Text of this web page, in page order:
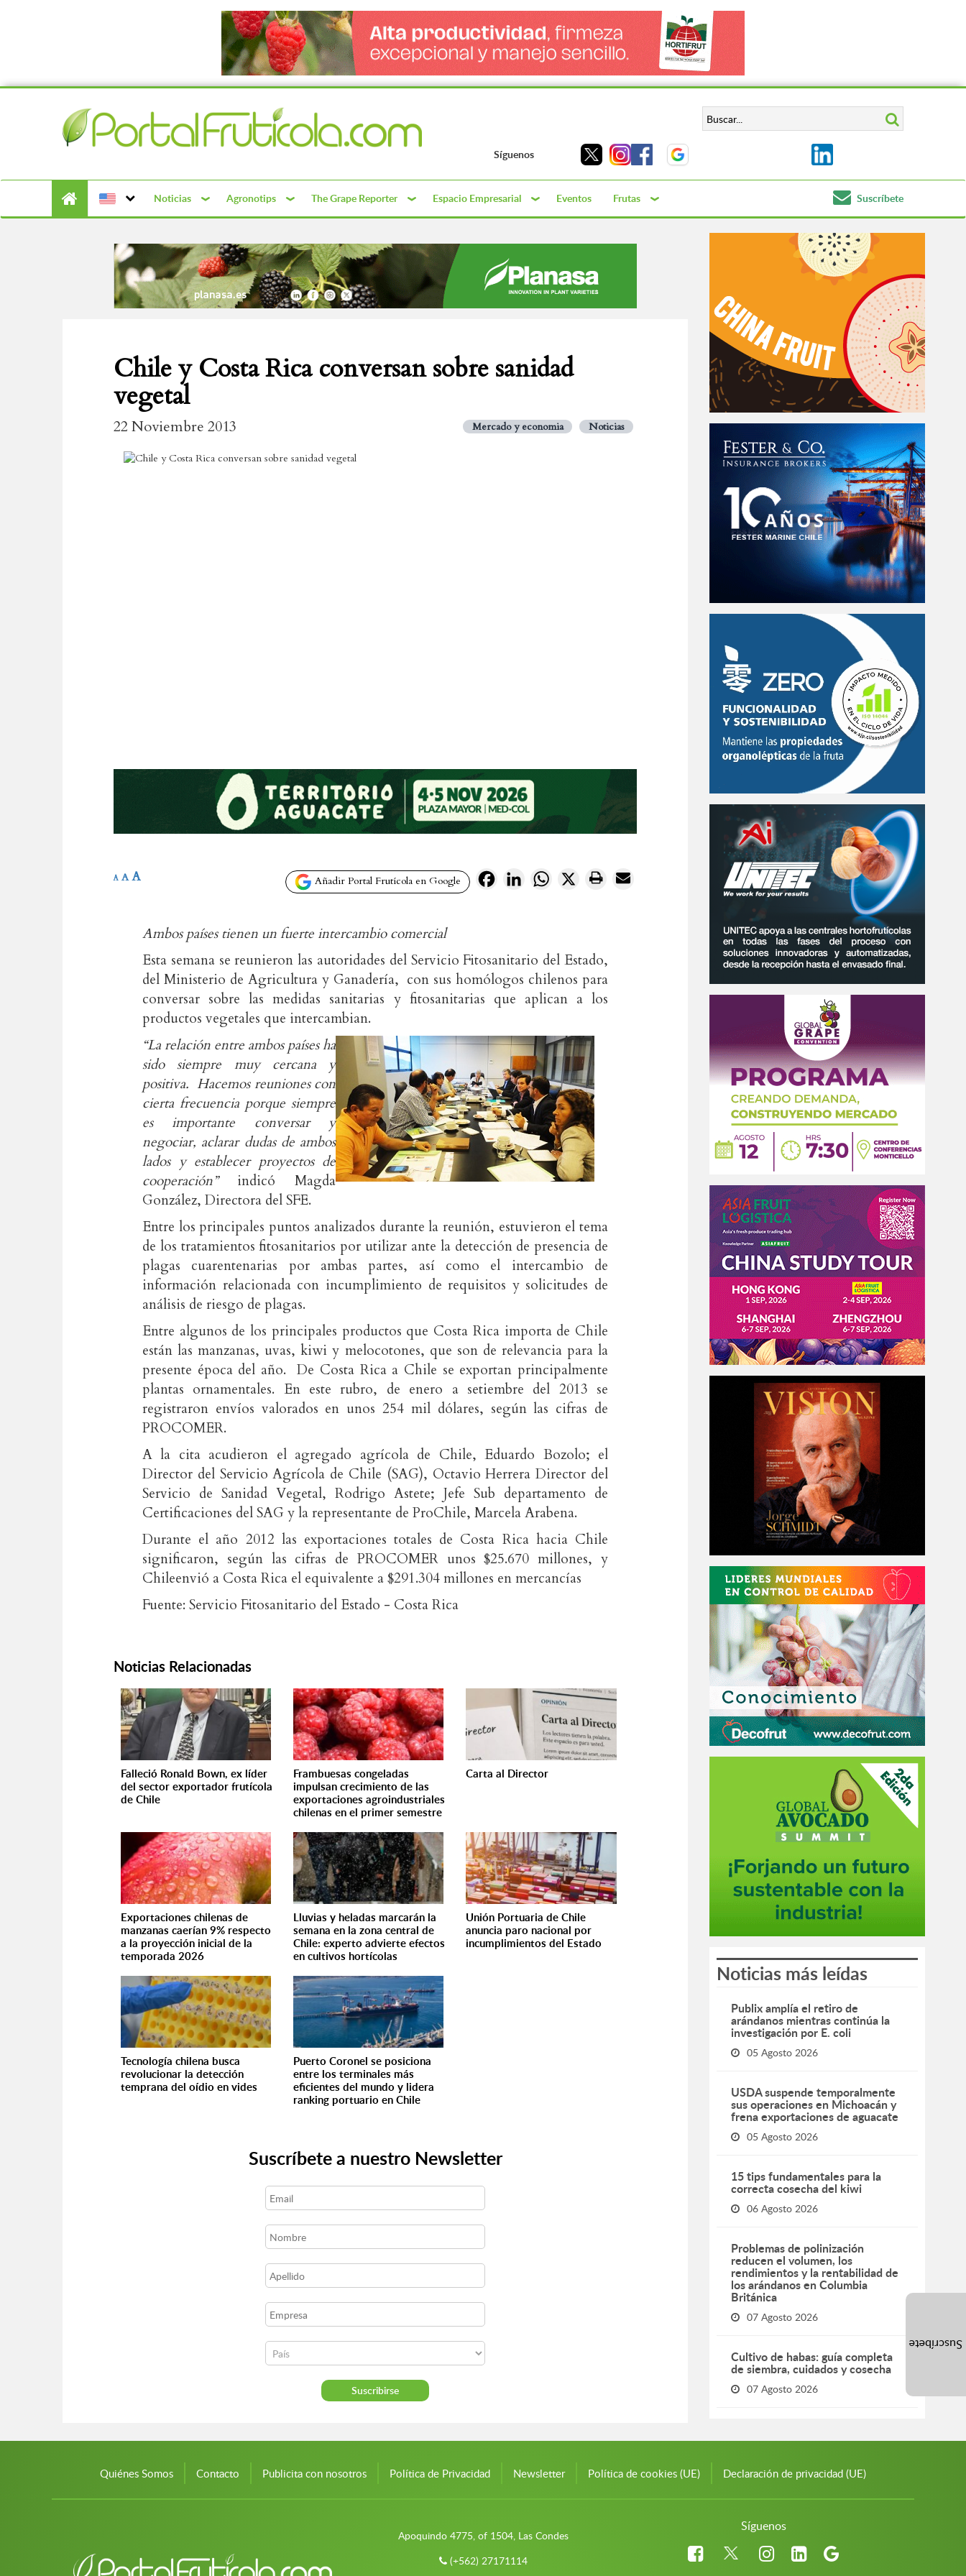
Síguenos
Noticias Agronotips The Grape Reporter Espacio Empresarial Eventos Frutas Suscríbete
Chile y Costa Rica conversan sobre sanidad
vegetal
22 Noviembre 2013 Mercado y economia Noticias
Añadir Portal Frutícola en Google FacebookLinkedInWhatsApp
X
A A A
Ambos países tienen un fuerte intercambio comercial
Esta semana se reunieron las autoridades del Servicio Fitosanitario del Estado,
del Ministerio de Agricultura y Ganadería, con sus homólogos chilenos para
conversar sobre las medidas sanitarias y fitosanitarias que aplican a los
productos vegetales que intercambian.
“La relación entre ambos países ha
sido siempre muy cercana y
positiva. Hacemos reuniones con
cierta frecuencia porque siempre
es importante conversar y
negociar, aclarar dudas de ambos
lados y establecer proyectos de
cooperación” indicó Magda
González, Directora del SFE.
Entre los principales puntos analizados durante la reunión, estuvieron el tema
de los tratamientos fitosanitarios por utilizar ante la detección de presencia de
plagas cuarentenarias por ambas partes, así como el intercambio de
información relacionada con incumplimiento de requisitos y solicitudes de
análisis de riesgo de plagas.
Entre algunos de los principales productos que Costa Rica importa de Chile
están las manzanas, uvas, kiwi y melocotones, que son de relevancia para la
presente época del año. De Costa Rica a Chile se exportan principalmente
plantas ornamentales. En este rubro, de enero a setiembre del 2013 se
registraron envíos valorados en unos 254 mil dólares, según las cifras de
PROCOMER.
A la cita acudieron el agregado agrícola de Chile, Eduardo Bozolo; el
Director del Servicio Agrícola de Chile (SAG), Octavio Herrera Director del
Servicio de Sanidad Vegetal, Rodrigo Astete; Jefe Sub departamento de
Certificaciones del SAG y la representante de ProChile, Marcela Arabena.
Durante el año 2012 las exportaciones totales de Costa Rica hacia Chile
significaron, según las cifras de PROCOMER unos $25.670 millones, y
Chileenvió a Costa Rica el equivalente a $291.304 millones en mercancías
Fuente: Servicio Fitosanitario del Estado - Costa Rica
Noticias Relacionadas
Falleció Ronald Bown, ex líder
del sector exportador frutícola
de Chile
Frambuesas congeladas
impulsan crecimiento de las
exportaciones agroindustriales
chilenas en el primer semestre
Carta al Director
Exportaciones chilenas de
manzanas caerían 9% respecto
a la proyección inicial de la
temporada 2026
Lluvias y heladas marcarán la
semana en la zona central de
Chile: experto advierte efectos
en cultivos hortícolas
Unión Portuaria de Chile
anuncia paro nacional por
incumplimientos del Estado
Tecnología chilena busca
revolucionar la detección
temprana del oídio en vides
Puerto Coronel se posiciona
entre los terminales más
eficientes del mundo y lidera
ranking portuario en Chile
Suscríbete a nuestro Newsletter
Noticias más leídas
Publix amplía el retiro de
arándanos mientras continúa la
investigación por E. coli
05 Agosto 2026
USDA suspende temporalmente
sus operaciones en Michoacán y
frena exportaciones de aguacate
05 Agosto 2026
15 tips fundamentales para la
correcta cosecha del kiwi
06 Agosto 2026
Problemas de polinización
reducen el volumen, los
rendimientos y la rentabilidad de
los arándanos en Columbia
Británica
07 Agosto 2026
Cultivo de habas: guía completa
de siembra, cuidados y cosecha
07 Agosto 2026
Quiénes Somos Contacto Publicita con nosotros Política de Privacidad Newsletter Política de cookies (UE) Declaración de privacidad (UE)
Apoquindo 4775, of 1504, Las Condes
(+562) 27171114
Síguenos
Suscríbete